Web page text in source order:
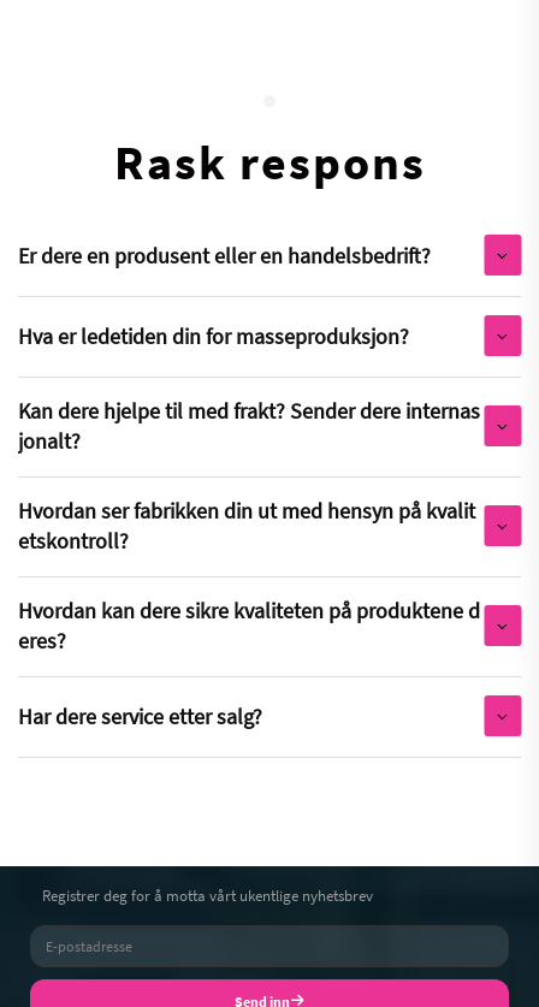
Rask respons
Er dere en produsent eller en handelsbedrift?
Hva er ledetiden din for masseproduksjon?
Kan dere hjelpe til med frakt? Sender dere internas
jonalt?
Hvordan ser fabrikken din ut med hensyn på kvalit
etskontroll?
Hvordan kan dere sikre kvaliteten på produktene d
eres?
Har dere service etter salg?
Registrer deg for å motta vårt ukentlige nyhetsbrev
Send inn